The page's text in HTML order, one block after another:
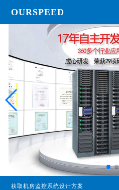
OURSPEED
获取机房监控系统设计方案